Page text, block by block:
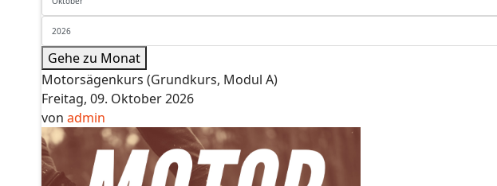
Gehe zu Monat
Motorsägenkurs (Grundkurs, Modul A)
Freitag, 09. Oktober 2026
von admin